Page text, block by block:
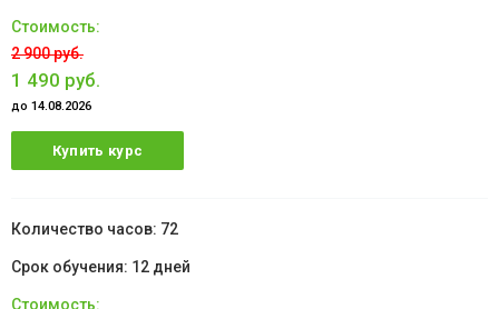
2 900 руб.
1 490 руб.
до 14.08.2026
Купить курс
72
12 дней